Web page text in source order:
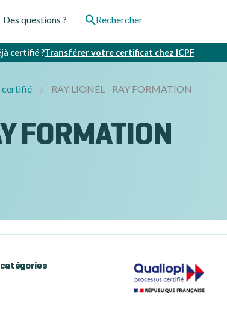
Des questions ? Rechercher
certifié ?Transférer votre certificat chez ICPF
certifié RAY LIONEL - RAY FORMATION
FORMATION
catégories